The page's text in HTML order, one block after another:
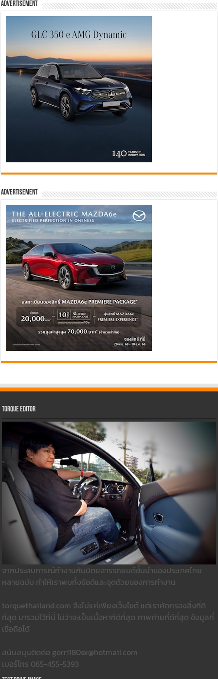
Advertisement
Advertisement
Torque Editor
จากประสบการณ์ทำงานกับนิตยสารรถยนต์ชั้นนำของประเทศไทย
หลายฉบับ ทำให้เราพบทั้งข้อดีและจุดด้วยของการทำงาน
torquethailand.com จึงไม่แค่เพียงเว็บไซต์ แต่เราคัดกรองสิ่งที่ดี
ที่สุด มารวมใว้ที่นี่ ไม่ว่าจะเป็นเนื้อหาที่ดีที่สุด ภาพถ่ายที่ดีที่สุด ข้อมูลที่
เชื่อถือได้
สนับสนุนติดต่อ gorri180sx@hotmail.com
เบอร์โทร 065-455-5393